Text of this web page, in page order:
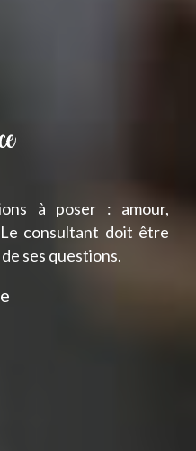
à poser : amour,
consultant doit être
ses questions.